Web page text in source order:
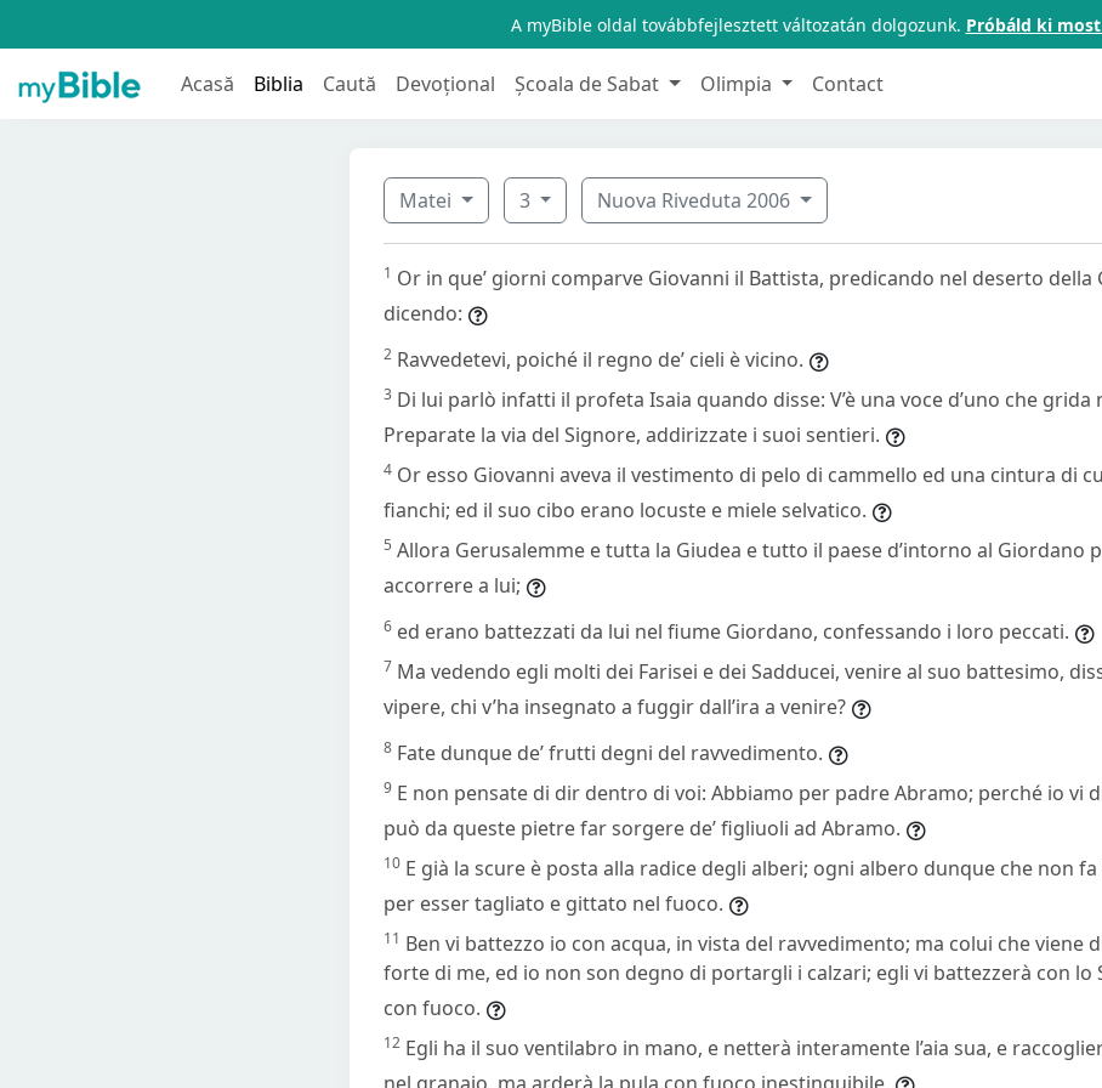
A myBible oldal továbbfejlesztett változatán dolgozunk. Próbáld ki
Acasă Biblia Caută Devoțional Școala de Sabat Olimpia Contact
Matei 3 Nuova Riveduta 2006
1 Or in que’ giorni comparve Giovanni il Battista, predicando nel deserto della
dicendo:
2 Ravvedetevi, poiché il regno de’ cieli è vicino.
3 Di lui parlò infatti il profeta Isaia quando disse: V’è una voce d’uno che grida
Preparate la via del Signore, addirizzate i suoi sentieri.
4 Or esso Giovanni aveva il vestimento di pelo di cammello ed una cintura di
fianchi; ed il suo cibo erano locuste e miele selvatico.
5 Allora Gerusalemme e tutta la Giudea e tutto il paese d’intorno al Giordano
accorrere a lui;
6 ed erano battezzati da lui nel fiume Giordano, confessando i loro peccati.
7 Ma vedendo egli molti dei Farisei e dei Sadducei, venire al suo battesimo,
vipere, chi v’ha insegnato a fuggir dall’ira a venire?
8 Fate dunque de’ frutti degni del ravvedimento.
9 E non pensate di dir dentro di voi: Abbiamo per padre Abramo; perché io vi
può da queste pietre far sorgere de’ figliuoli ad Abramo.
10 E già la scure è posta alla radice degli alberi; ogni albero dunque che non
per esser tagliato e gittato nel fuoco.
11 Ben vi battezzo io con acqua, in vista del ravvedimento; ma colui che viene
forte di me, ed io non son degno di portargli i calzari; egli vi battezzerà con lo
con fuoco.
12 Egli ha il suo ventilabro in mano, e netterà interamente l’aia sua, e